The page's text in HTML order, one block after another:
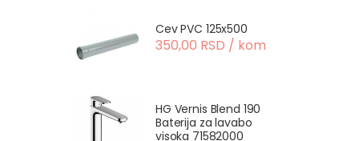
Cev PVC 125x500
350,00 RSD / kom
HG Vernis Blend 190
Baterija za lavabo
visoka 71582000